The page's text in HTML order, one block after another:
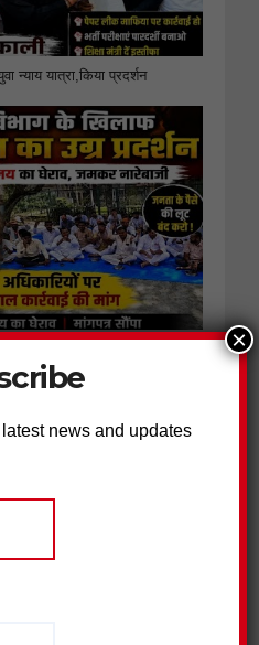
न्याय यात्रा,किया प्रदर्शन
पर भव्य चादरपोशी,अमन की दुआओं
news and updates
×